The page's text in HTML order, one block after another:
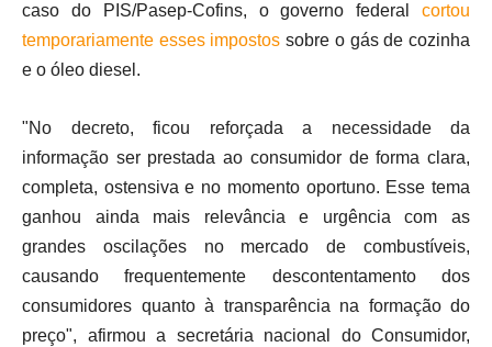
caso do PIS/Pasep-Cofins, o governo federal cortou
temporariamente esses impostos sobre o gás de cozinha
e o óleo diesel.
"No decreto, ficou reforçada a necessidade da
informação ser prestada ao consumidor de forma clara,
completa, ostensiva e no momento oportuno. Esse tema
ganhou ainda mais relevância e urgência com as
grandes oscilações no mercado de combustíveis,
causando frequentemente descontentamento dos
consumidores quanto à transparência na formação do
preço", afirmou a secretária nacional do Consumidor,